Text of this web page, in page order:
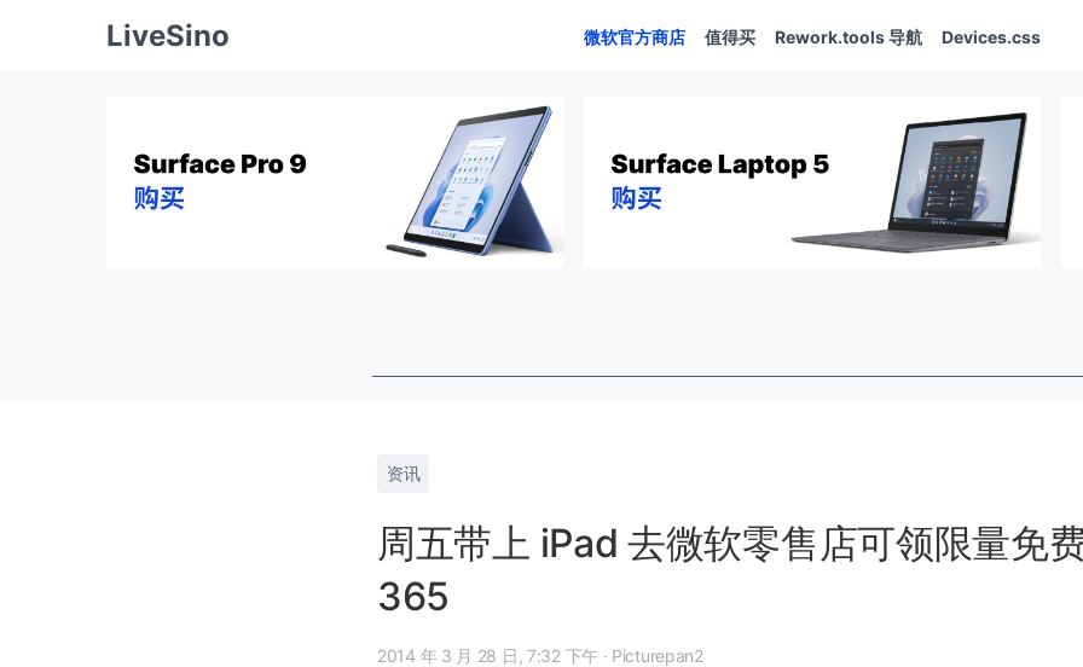
LiveSino 微软官方商店 值得买 Rework.tools 导航 Devices.css
资讯
周五带上 iPad 去微软零售店可领限量免
365
2014 年 3 月 28 日, 7:32 下午 · Picturepan2